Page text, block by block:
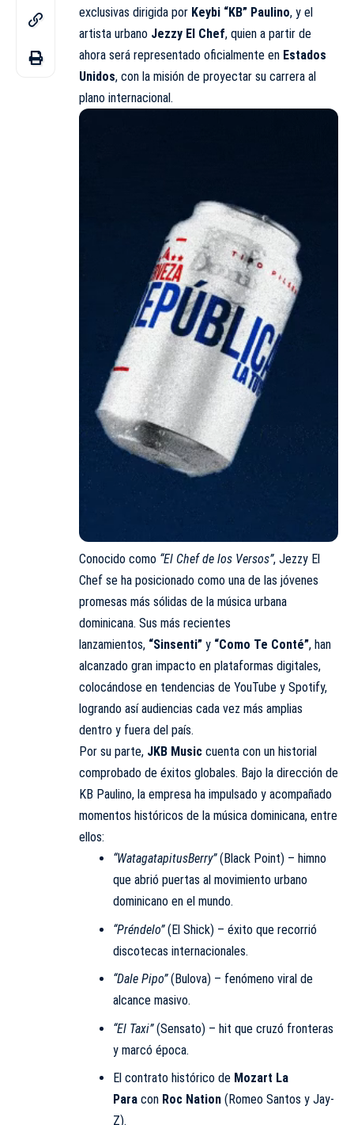
exclusivas dirigida por Keybi “KB” Paulino, y el
artista urbano Jezzy El Chef, quien a partir de
ahora será representado oficialmente en Estados
Unidos, con la misión de proyectar su carrera al
plano internacional.
Conocido como “El Chef de los Versos”, Jezzy El
Chef se ha posicionado como una de las jóvenes
promesas más sólidas de la música urbana
dominicana. Sus más recientes
lanzamientos, “Sinsenti” y “Como Te Conté”, han
alcanzado gran impacto en plataformas digitales,
colocándose en tendencias de YouTube y Spotify,
logrando así audiencias cada vez más amplias
dentro y fuera del país.
Por su parte, JKB Music cuenta con un historial
comprobado de éxitos globales. Bajo la dirección de
KB Paulino, la empresa ha impulsado y acompañado
momentos históricos de la música dominicana, entre
ellos:
“WatagatapitusBerry”(Black Point) – himno
que abrió puertas al movimiento urbano
dominicano en el mundo.
“Préndelo”(El Shick) – éxito que recorrió
discotecas internacionales.
“Dale Pipo”(Bulova) – fenómeno viral de
alcance masivo.
“El Taxi”(Sensato) – hit que cruzó fronteras
y marcó época.
El contrato histórico de Mozart La
Paracon Roc Nation(Romeo Santos y Jay-
Z).